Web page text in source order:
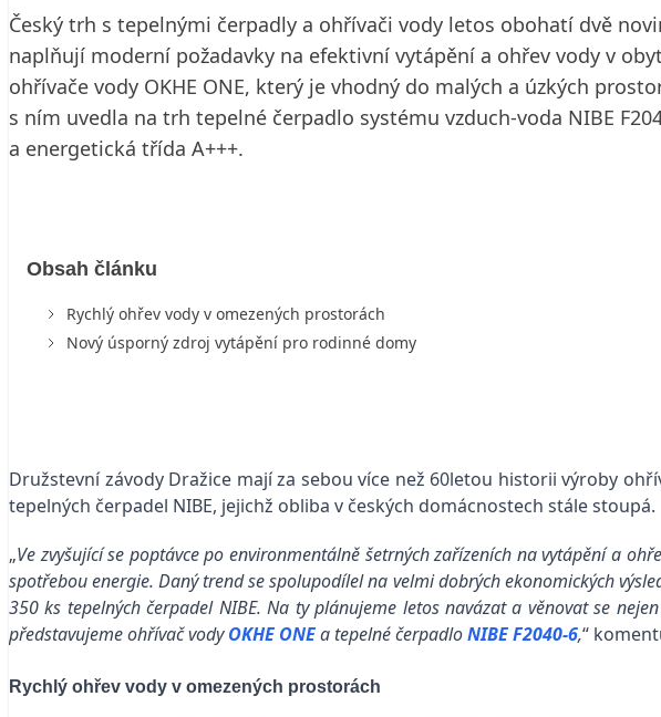
Český trh s tepelnými čerpadly a ohřívači vody letos obohatí dvě
naplňují moderní požadavky na efektivní vytápění a ohřev vody v
ohřívače vody OKHE ONE, který je vhodný do malých a úzkých
s ním uvedla na trh tepelné čerpadlo systému vzduch-voda NIBE
a energetická třída A+++.
Obsah článku
Rychlý ohřev vody v omezených prostorách
Nový úsporný zdroj vytápění pro rodinné domy
Družstevní závody Dražice mají za sebou více než 60letou historii výroby
tepelných čerpadel NIBE, jejichž obliba v českých domácnostech stále stoupá.
„Ve zvyšující se poptávce po environmentálně šetrných zařízeních na vytápění a
spotřebou energie. Daný trend se spolupodílel na velmi dobrých ekonomických
350 ks tepelných čerpadel NIBE. Na ty plánujeme letos navázat a věnovat se
představujeme ohřívač vodyOKHE ONEa tepelné čerpadloNIBE F2040-6,“
Rychlý ohřev vody v omezených prostorách